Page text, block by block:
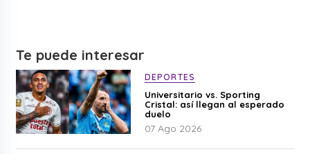
Te puede interesar
DEPORTES
Universitario vs. Sporting
Cristal: así llegan al esperado
duelo
07 Ago 2026